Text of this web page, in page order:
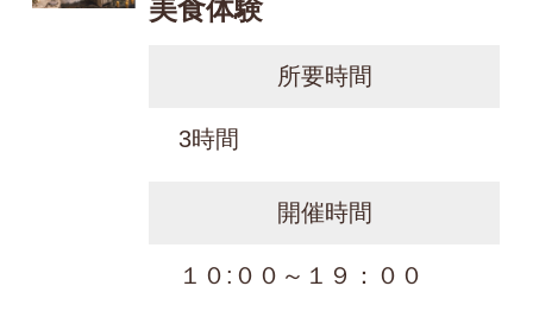
美食体験
所要時間
3時間
開催時間
１０:００～１９：００